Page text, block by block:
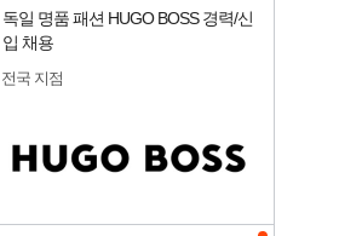
독일 명품 패션 HUGO BOSS 경력/신
입 채용
전국 지점